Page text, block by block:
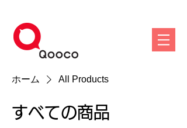
ホーム All Products
すべての商品